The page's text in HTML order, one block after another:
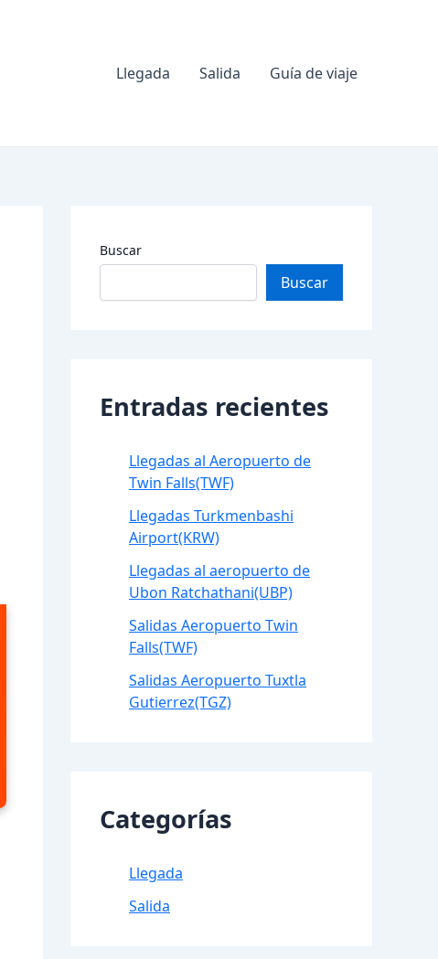
Llegada Salida Guía de viaje
Buscar
Buscar
Entradas recientes
Llegadas al Aeropuerto de
Twin Falls(TWF)
Llegadas Turkmenbashi
Airport(KRW)
Llegadas al aeropuerto de
Ubon Ratchathani(UBP)
Salidas Aeropuerto Twin
Falls(TWF)
Salidas Aeropuerto Tuxtla
Gutierrez(TGZ)
Categorías
Llegada
Salida